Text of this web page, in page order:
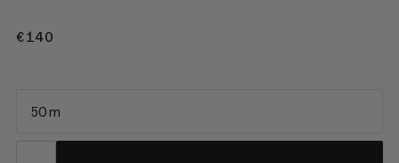
€140
50 m